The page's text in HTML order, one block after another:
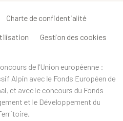
Charte de confidentialité
Gestion des cookies
de l’Union européenne :
Alpin avec le Fonds Européen de
et avec le concours du Fonds
et le Développement du